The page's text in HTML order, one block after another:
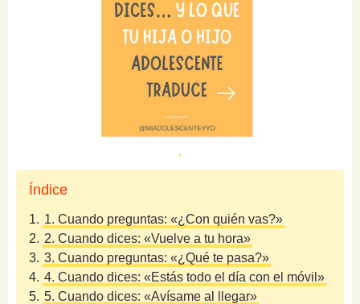
Índice
1. 1. Cuando preguntas: «¿Con quién vas?»
2. 2. Cuando dices: «Vuelve a tu hora»
3. 3. Cuando preguntas: «¿Qué te pasa?»
4. 4. Cuando dices: «Estás todo el día con el móvil»
5. 5. Cuando dices: «Avísame al llegar»